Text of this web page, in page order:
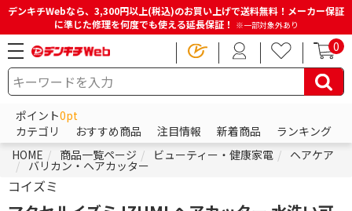
デンキチWebなら、3,300円以上(税込)のお買い上げで送料無料！メーカー保証
に準じた修理を何度でも使える延長保証！ ※一部対象外あり
0
ポイント0pt
カテゴリ
おすすめ商品 注目情報 新着商品
ランキング
HOME
商品一覧ページ ビューティー・健康家電 ヘアケア
バリカン・ヘアカッター
コイズミ